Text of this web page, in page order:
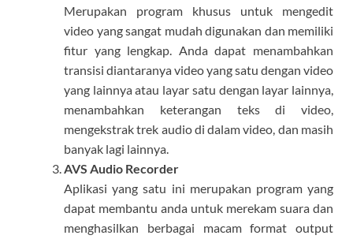
Merupakan program khusus untuk mengedit
video yang sangat mudah digunakan dan memiliki
fitur yang lengkap. Anda dapat menambahkan
transisi diantaranya video yang satu dengan video
yang lainnya atau layar satu dengan layar lainnya,
menambahkan keterangan teks di video,
mengekstrak trek audio di dalam video, dan masih
banyak lagi lainnya.
AVS Audio Recorder
Aplikasi yang satu ini merupakan program yang
dapat membantu anda untuk merekam suara dan
menghasilkan berbagai macam format output